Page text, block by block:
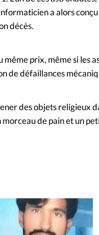
a alors
décès.
même prix, même si les
de défaillances
des objets religieux
de pain et un